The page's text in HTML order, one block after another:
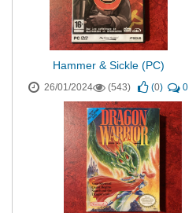
Hammer & Sickle (PC)
26/01/2024 (543) (0) 0